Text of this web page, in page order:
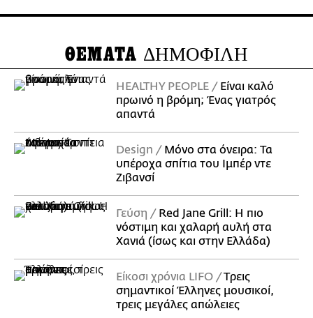
ΘΕΜΑΤΑ ΔΗΜΟΦΙΛΗ
HEALTHY PEOPLE
Είναι καλό
πρωινό η βρόμη; Ένας γιατρός
απαντά
Design
Μόνο στα όνειρα: Τα
υπέροχα σπίτια του Ιμπέρ ντε
Ζιβανσί
Γεύση
Red Jane Grill: Η πιο
νόστιμη και χαλαρή αυλή στα
Χανιά (ίσως και στην Ελλάδα)
Είκοσι χρόνια LIFO
Tρεις
σημαντικοί Έλληνες μουσικοί,
τρεις μεγάλες απώλειες